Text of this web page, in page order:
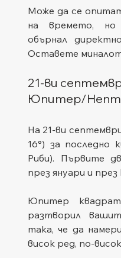
Може да се
на времето,
обърнал
Оставете
21-ви
Юпитер/
На 21-ви
16°) за последно
Риби). Първите
през януари и през
Юпитер
разтворил
така, че да
висок ред, по-